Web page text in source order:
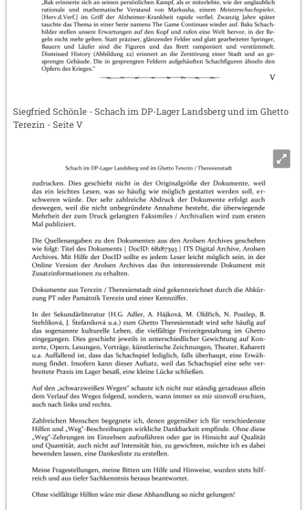
Siegfried Schönle - Schach im DP-Lager Landsberg und im Ghetto
Terezin - Seite V